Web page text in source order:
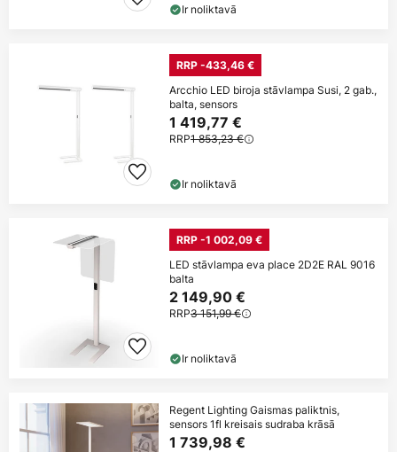
Ir noliktavā
RRP -433,46 €
Arcchio LED biroja stāvlampa Susi, 2 gab.,
balta, sensors
1 419,77 €
RRP1 853,23 €
Ir noliktavā
RRP -1 002,09 €
LED stāvlampa eva place 2D2E RAL 9016
balta
2 149,90 €
RRP3 151,99 €
Ir noliktavā
Regent Lighting Gaismas paliktnis,
sensors 1fl kreisais sudraba krāsā
1 739,98 €